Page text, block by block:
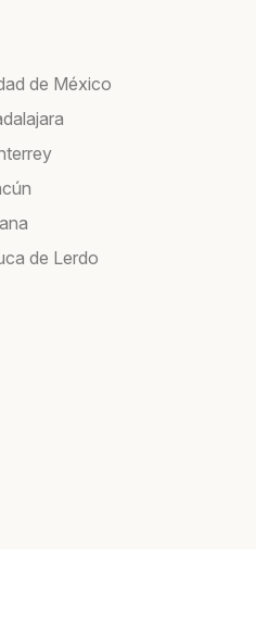
de México
de Lerdo